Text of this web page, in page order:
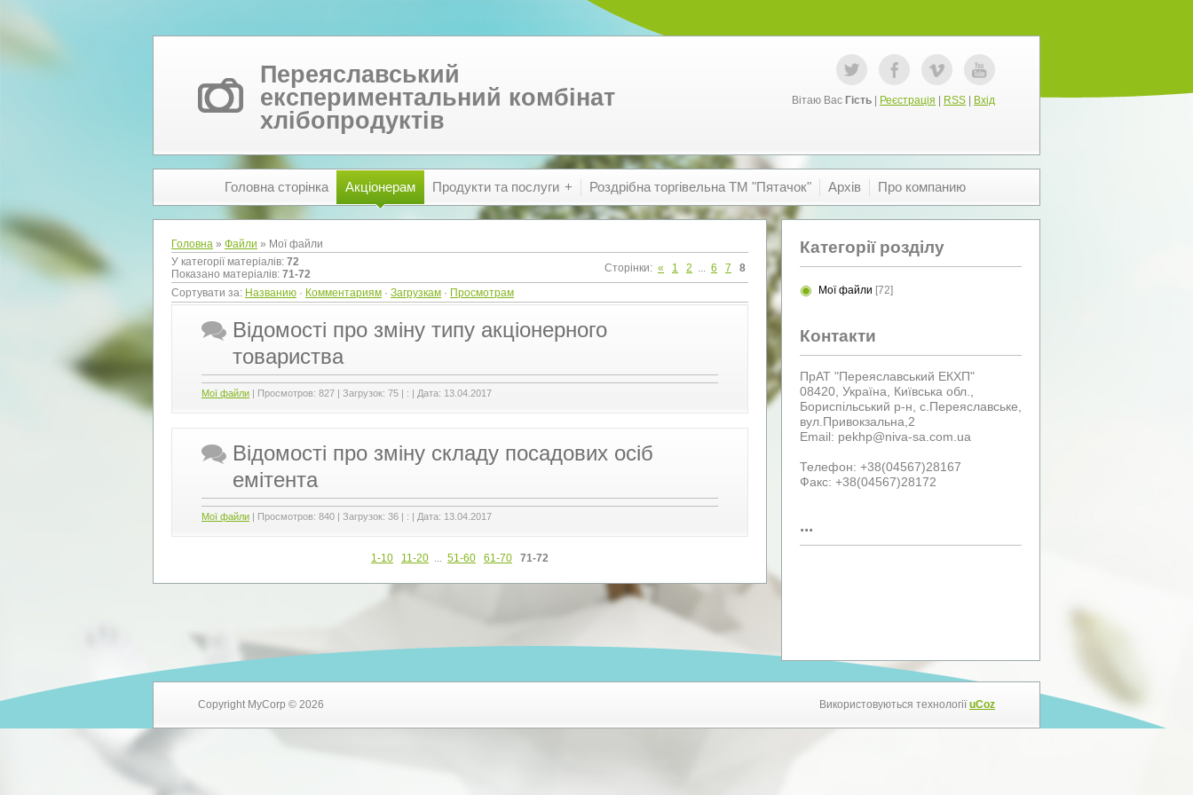
Переяславський
експериментальний комбінат
хлібопродуктів
Вітаю Вас Гість Реєстрація RSS Вхід
Головна сторінка Акціонерам Продукти та послуги Роздрібна торгівельна ТМ "Пятачок" Архів Про компанию
Головна » Файли » Мої файли
У категорії матеріалів: 72
Показано матеріалів: 71-72 Сторінки: « 1 2 6 7
8
Сортувати за: Названию · Комментариям · Загрузкам · Просмотрам
Відомості про зміну типу акціонерного
товариства
Мої файли Просмотров: 827 Загрузок: 75 : Дата: 13.04.2017
Відомості про зміну складу посадових осіб
емітента
Мої файли Просмотров: 840 Загрузок: 36 : Дата: 13.04.2017
1-10 11-20 ... 51-60 61-70 71-72
Категорії розділу
Мої файли [72]
Контакти
ПрАТ "Переяславський ЕКХП"
08420, Україна, Київська обл.,
Бориспільський р-н, с.Переяславське,
вул.Привокзальна,2
Email: pekhp@niva-sa.com.ua
Телефон: +38(04567)28167
Факс: +38(04567)28172
...
Copyright MyCorp © 2026 Використовуються технологіїuCoz